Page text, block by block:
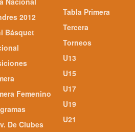
2012
Básquet
Femenino
De Clubes
Tabla Primera
Tercera
Torneos
U13
U15
U17
U19
U21